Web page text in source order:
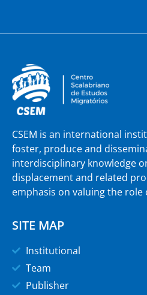
CSEM is an international
foster, produce and
interdisciplinary knowledge
displacement and related
emphasis on valuing the
SITE MAP
Institutional
Team
Publisher